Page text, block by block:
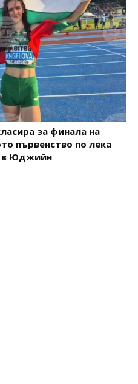
за финала на
първенство по лека
в Юджийн